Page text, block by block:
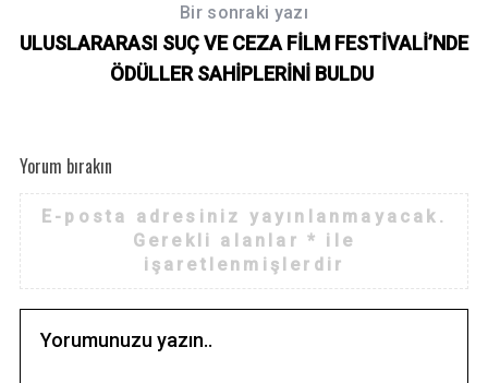
Bir sonraki yazı
ULUSLARARASI SUÇ VE CEZA FİLM FESTİVALİ’NDE
ÖDÜLLER SAHİPLERİNİ BULDU
Yorum bırakın
E-posta adresiniz yayınlanmayacak.
Gerekli alanlar* ile
işaretlenmişlerdir